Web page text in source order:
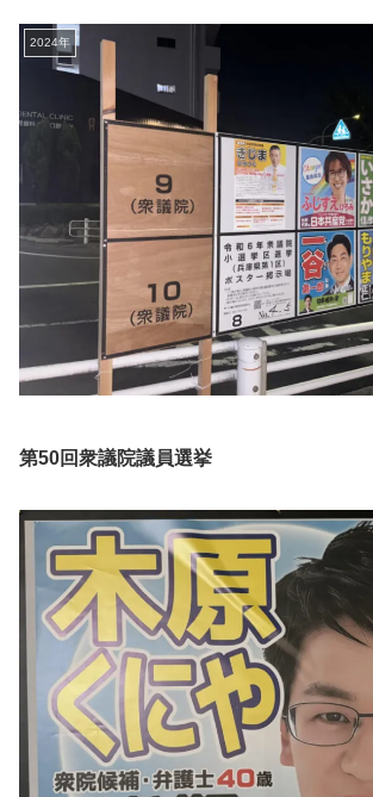
2024年
第50回衆議院議員選挙